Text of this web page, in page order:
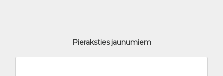
Pieraksties jaunumiem